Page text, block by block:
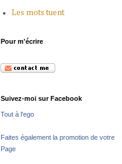
Les mots tuent
Pour m'écrire
Suivez-moi sur Facebook
Tout à l'ego
Faites également la promotion de votre
Page